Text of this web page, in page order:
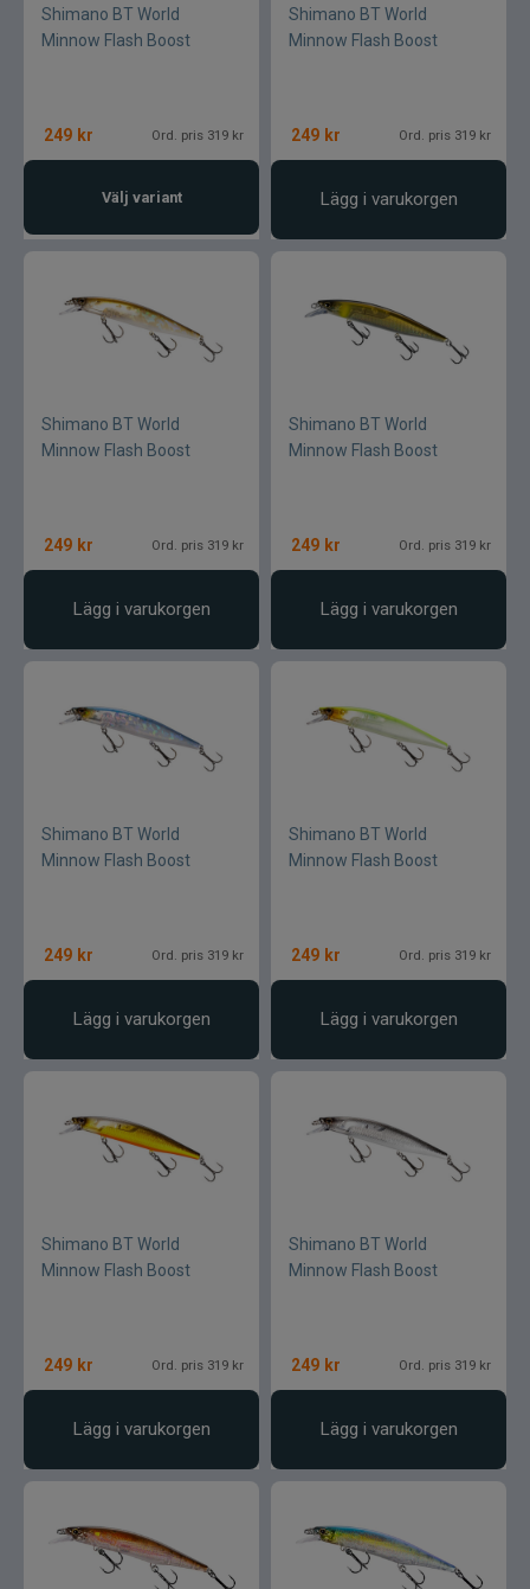
Shimano BT World
Minnow Flash Boost
249 kr Ord. pris 319 kr
Välj variant
Shimano BT World
Minnow Flash Boost
249 kr Ord. pris 319 kr
Lägg i varukorgen
Shimano BT World
Minnow Flash Boost
249 kr Ord. pris 319 kr
Lägg i varukorgen
Shimano BT World
Minnow Flash Boost
249 kr Ord. pris 319 kr
Lägg i varukorgen
Shimano BT World
Minnow Flash Boost
249 kr Ord. pris 319 kr
Lägg i varukorgen
Shimano BT World
Minnow Flash Boost
249 kr Ord. pris 319 kr
Lägg i varukorgen
Shimano BT World
Minnow Flash Boost
249 kr Ord. pris 319 kr
Lägg i varukorgen
Shimano BT World
Minnow Flash Boost
249 kr Ord. pris 319 kr
Lägg i varukorgen